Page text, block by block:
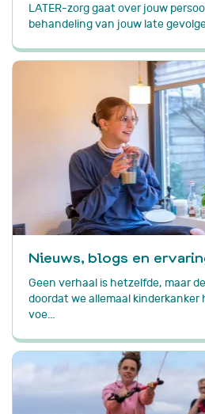
LATER-zorg gaat over jouw
behandeling van jouw late
Nieuws, blogs en
Geen verhaal is hetzelfde, maar
doordat we allemaal kinderkanker
voe...